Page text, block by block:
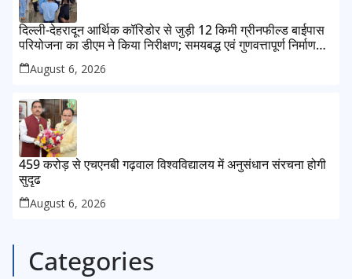
दिल्ली-देहरादून आर्थिक कॉरिडोर से जुड़ी 12 किमी ग्रीनफील्ड बाईपास
परियोजना का डीएम ने किया निरीक्षण; समयबद्ध एवं गुणवत्तापूर्ण निर्माण
सुनिश्चित करने के निर्देश, सुरक्षा मानकों से कोई समझौता नहींः डीएम
August 6, 2026
459 करोड़ से एचएनबी गढ़वाल विश्वविद्यालय में अनुसंधान संरचना होगी
सुदृढ
August 6, 2026
Categories